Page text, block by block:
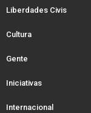
Liberdades Civis
Cultura
Gente
Iniciativas
Internacional